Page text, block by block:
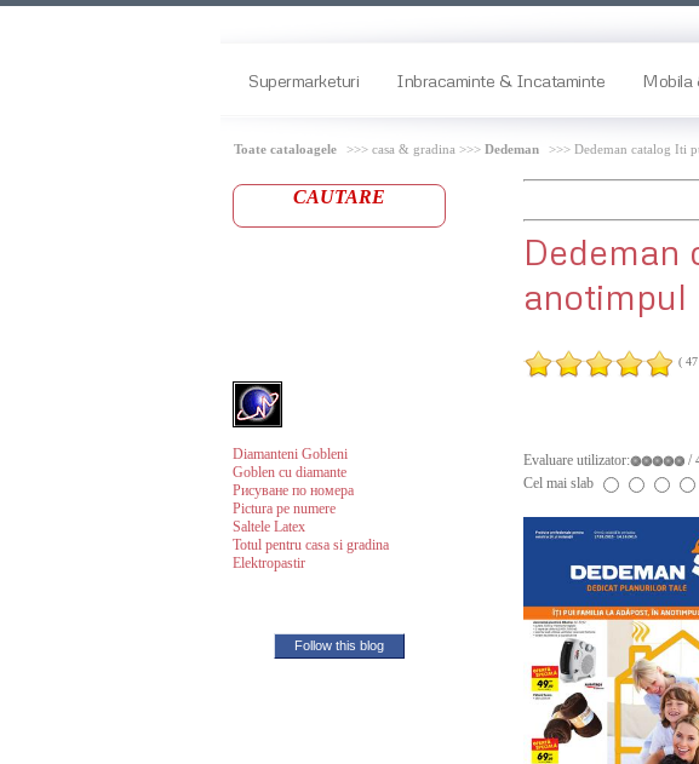
Supermarketuri Inbracaminte & Incataminte Mobila
Toate cataloagele >>> casa & gradina >>> Dedeman >>> Dedeman catalog Iti
CAUTARE
Diamanteni Gobleni
Goblen cu diamante
Рисуване по номера
Pictura pe numere
Saltele Latex
Totul pentru casa si gradina
Elektropastir
Follow this blog
Dedeman
anotimpul
(
Evaluare utilizator:
/
Cel mai slab